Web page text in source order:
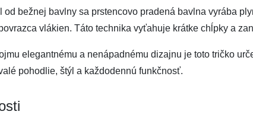
od bežnej bavlny sa prstencovo pradená bavlna vyrába
vlákien. Táto technika vyťahuje krátke chĺpky a
elegantnému a nenápadnému dizajnu je toto tričko
pohodlie, štýl a každodennú funkčnosť.